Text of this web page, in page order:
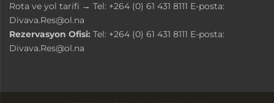
Rota ve yol tarifi → Tel: +264 (0) 61 431 8111 E-posta:
Divava.Res@ol.na
Rezervasyon Ofisi: Tel: +264 (0) 61 431 8111 E-posta:
Divava.Res@ol.na